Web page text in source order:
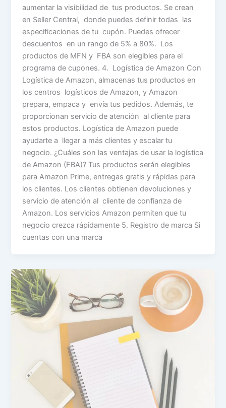
aumentar la visibilidad de tus productos. Se crean
en Seller Central, donde puedes definir todas las
especificaciones de tu cupón. Puedes ofrecer
descuentos en un rango de 5% a 80%. Los
productos de MFN y FBA son elegibles para el
programa de cupones. 4. Logística de Amazon Con
Logística de Amazon, almacenas tus productos en
los centros logísticos de Amazon, y Amazon
prepara, empaca y envía tus pedidos. Además, te
proporcionan servicio de atención al cliente para
estos productos. Logística de Amazon puede
ayudarte a llegar a más clientes y escalar tu
negocio. ¿Cuáles son las ventajas de usar la logística
de Amazon (FBA)? Tus productos serán elegibles
para Amazon Prime, entregas gratis y rápidas para
los clientes. Los clientes obtienen devoluciones y
servicio de atención al cliente de confianza de
Amazon. Los servicios Amazon permiten que tu
negocio crezca rápidamente 5. Registro de marca Si
cuentas con una marca